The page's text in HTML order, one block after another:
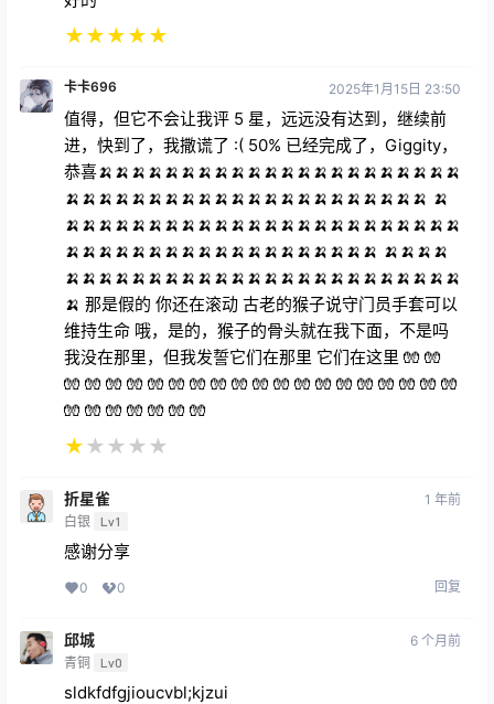
★★★★★
卡卡696 2025年1月15日 23:50
值得，但它不会让我评 5 星，远远没有达到，继续前
进，快到了，我撒谎了 :( 50% 已经完成了，Giggity，
恭喜🍌🍌🍌🍌🍌🍌🍌🍌🍌🍌🍌🍌🍌🍌🍌🍌🍌🍌🍌🍌🍌🍌
🍌🍌🍌🍌🍌🍌🍌🍌🍌🍌🍌🍌🍌🍌🍌🍌🍌🍌🍌🍌🍌🍌 🍌
🍌🍌🍌🍌🍌🍌🍌🍌🍌🍌🍌🍌🍌🍌🍌🍌🍌🍌🍌🍌🍌🍌🍌🍌
🍌🍌🍌🍌🍌🍌🍌🍌🍌🍌🍌🍌🍌🍌🍌🍌🍌🍌🍌 🍌🍌🍌🍌
🍌🍌🍌🍌🍌🍌🍌🍌🍌🍌🍌🍌🍌🍌🍌🍌🍌🍌🍌🍌🍌🍌🍌🍌
🍌 那是假的 你还在滚动 古老的猴子说守门员手套可以
维持生命 哦，是的，猴子的骨头就在我下面，不是吗
我没在那里，但我发誓它们在那里 它们在这里 🧤 🧤
🧤 🧤 🧤 🧤 🧤 🧤 🧤 🧤 🧤 🧤 🧤 🧤 🧤 🧤 🧤 🧤 🧤 🧤 🧤
🧤 🧤 🧤 🧤 🧤 🧤 🧤
★★ ★ ★ ★
折星雀
白银 Lv1
1 年前
感谢分享
0 0 回复
邱城
青铜 Lv0
6 个月前
sldkfdfgjioucvbl;kjzui